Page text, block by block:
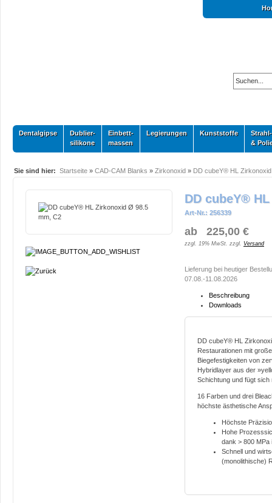
Dentalgipse
Dublier-
silikone
Einbett-
massen
Legierungen Kunststoffe
Strahl-
&
Sie sind hier: Startseite » CAD-CAM Blanks » Zirkonoxid » DD cubeY® HL Zirkonoxid
DD cubeY®
Art-Nr.: 256339
ab 225,00 €
zzgl. 19% MwSt. zzgl. Versand
Lieferung bei heutiger
07.08.-11.08.2026
Beschreibung
Downloads
DD cubeY® HL
Restaurationen mit
Biegefestigkeiten von
Hybridlayer aus der
Schichtung und fügt sich
16 Farben und drei
höchste ästhetische
Höchste
Hohe
dank > 800 MPa
Schnell und
(monolithische)